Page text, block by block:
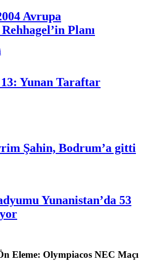
Avrupa
Planı
Yunan Taraftar
Şahin, Bodrum’a gitti
Yunanistan’da 53
Eleme: Olympiacos NEC Maçı